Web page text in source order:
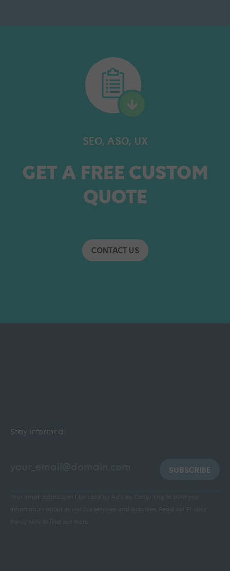
SEO, ASO, UX
GET A FREE CUSTOM
QUOTE
CONTACT US
Stay informed:
SUBSCRIBE
Your email address will be used by Ad's up Consulting to send you
information about its various services and activities.
Read our Privacy
Policy here to find out more